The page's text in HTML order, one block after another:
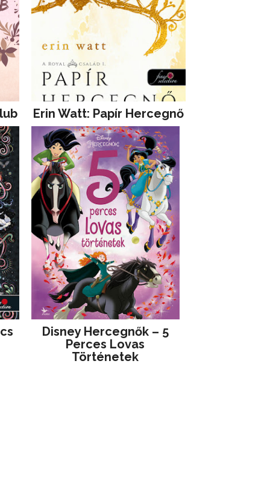
Erin Watt: Papír Hercegnő
Disney ​Hercegnők – 5
Perces Lovas
Történetek